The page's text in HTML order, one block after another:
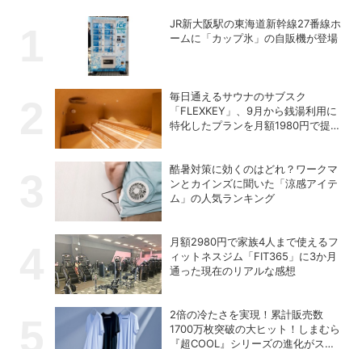
JR新大阪駅の東海道新幹線27番線ホ
ームに「カップ氷」の自販機が登場
毎日通えるサウナのサブスク
「FLEXKEY」、9月から銭湯利用に
特化したプランを月額1980円で提供
酷暑対策に効くのはどれ？ワークマ
ンとカインズに聞いた「涼感アイテ
ム」の人気ランキング
月額2980円で家族4人まで使えるフ
ィットネスジム「FIT365」に3か月
通った現在のリアルな感想
2倍の冷たさを実現！累計販売数
1700万枚突破の大ヒット！しまむら
『超COOL』シリーズの進化がスゴ